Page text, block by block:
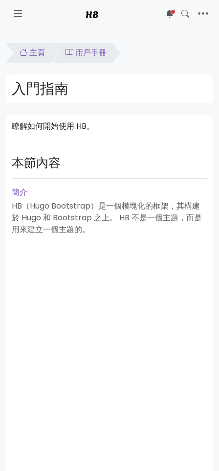
HB 5
主頁 用戶手冊
入門指南
瞭解如何開始使用 HB。
本節內容
簡介
HB（Hugo Bootstrap）是一個模塊化的框架，其構建
於 Hugo 和 Bootstrap 之上。 HB 不是一個主題，而是
用來建立一個主題的。